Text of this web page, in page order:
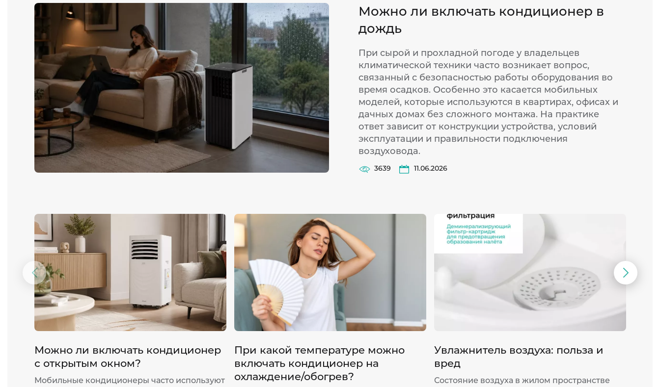
Можно ли включать кондиционер в
дождь
При сырой и прохладной погоде у владельцев
климатической техники часто возникает вопрос,
связанный с безопасностью работы оборудования во
время осадков. Особенно это касается мобильных
моделей, которые используются в квартирах, офисах и
дачных домах без сложного монтажа. На практике
ответ зависит от конструкции устройства, условий
эксплуатации и правильности подключения
воздуховода.
3639 11.06.2026
Предыдущий
слайд
Можно ли включать кондиционер
с открытым окном?
Мобильные кондиционеры часто используют
При какой температуре можно
включать кондиционер на
охлаждение/обогрев?
Увлажнитель воздуха: польза и
вред
Состояние воздуха в жилом пространстве